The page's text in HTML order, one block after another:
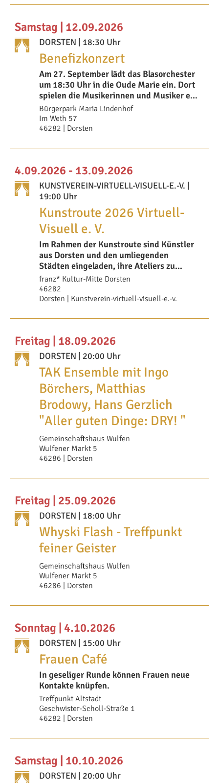
Samstag | 12.09.2026
DORSTEN | 18:30 Uhr
Benefizkonzert
Am 27. September lädt das Blasorchester
um 18:30 Uhr in die Oude Marie ein. Dort
spielen die Musikerinnen und Musiker ein
Be
Bürgerpark Maria Lindenhof
Im Weth 57
46282 | Dorsten
4.09.2026 - 13.09.2026
KUNSTVEREIN-VIRTUELL-VISUELL-E.-V. |
19:00 Uhr
Kunstroute 2026 Virtuell-
Visuell e. V.
Im Rahmen der Kunstroute sind Künstler
aus Dorsten und den umliegenden
Städten eingeladen, ihre Ateliers zu
öffnen und ihr
franz* Kultur-Mitte Dorsten
46282
Dorsten | Kunstverein-virtuell-visuell-e.-v.
Freitag | 18.09.2026
DORSTEN | 20:00 Uhr
TAK Ensemble mit Ingo
Börchers, Matthias
Brodowy, Hans Gerzlich
"Aller guten Dinge: DRY! "
Gemeinschaftshaus Wulfen
Wulfener Markt 5
46286 | Dorsten
Freitag | 25.09.2026
DORSTEN | 18:00 Uhr
Whyski Flash - Treffpunkt
feiner Geister
Gemeinschaftshaus Wulfen
Wulfener Markt 5
46286 | Dorsten
Sonntag | 4.10.2026
DORSTEN | 15:00 Uhr
Frauen Café
In geseliger Runde können Frauen neue
Kontakte knüpfen.
Treffpunkt Altstadt
Geschwister-Scholl-Straße 1
46282 | Dorsten
Samstag | 10.10.2026
DORSTEN | 20:00 Uhr